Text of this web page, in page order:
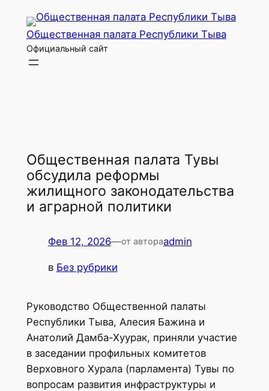
Перейти
содержимому
Общественная палата Республики Тыва
Официальный сайт
Общественная палата Тувы
обсудила реформы
жилищного законодательства
и аграрной политики
Фев 12, 2026—от автораadmin
в Без рубрики
Руководство Общественной палаты
Республики Тыва, Алесия Бажина и
Анатолий Дамба-Хуурак, приняли участие
в заседании профильных комитетов
Верховного Хурала (парламента) Тувы по
вопросам развития инфраструктуры и